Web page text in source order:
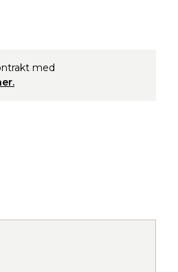
med